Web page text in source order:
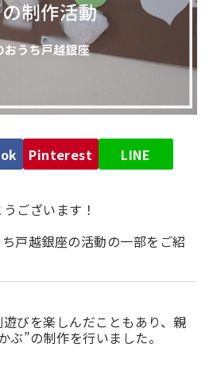
Pinterest LINE
ございます！
戸越銀座の活動の一部をご紹
遊びを楽しんだこともあり、親
ぶ”の制作を行いました。